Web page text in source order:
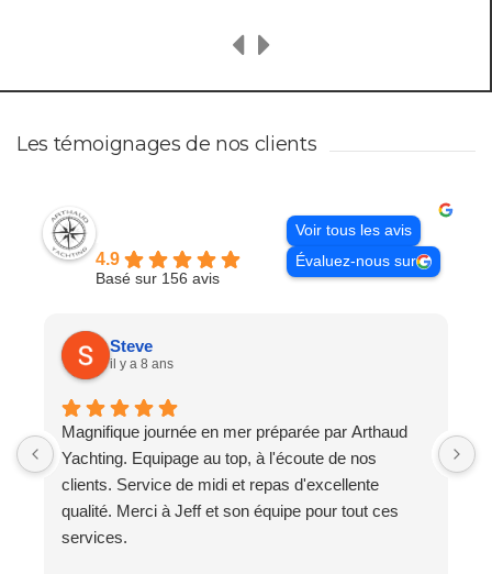
Les témoignages de nos clients
4.9
Basé sur 156 avis
Voir tous les avis
Évaluez-nous sur
Steve
il y a 8 ans
Magnifique journée en mer préparée par Arthaud
Yachting. Equipage au top, à l'écoute de nos
clients. Service de midi et repas d'excellente
qualité. Merci à Jeff et son équipe pour tout ces
services.